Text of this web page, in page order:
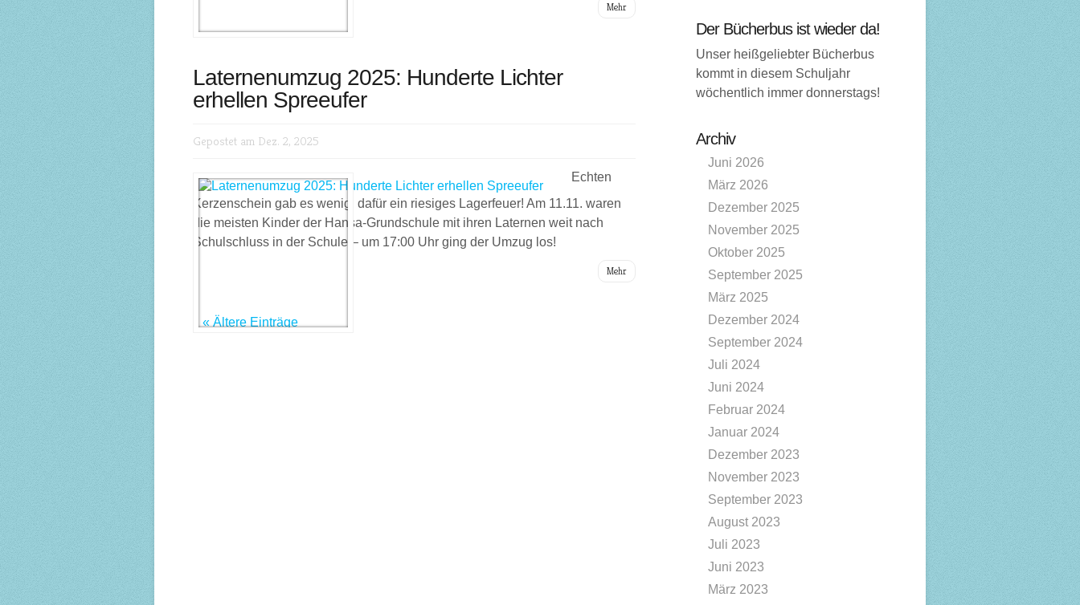
Mehr
Laternenumzug 2025: Hunderte Lichter
erhellen Spreeufer
Gepostet am Dez. 2, 2025
Echten
Kerzenschein gab es wenig, dafür ein riesiges Lagerfeuer! Am 11.11. waren
die meisten Kinder der Hansa-Grundschule mit ihren Laternen weit nach
Schulschluss in der Schule – um 17:00 Uhr ging der Umzug los!
Mehr
« Ältere Einträge
Der Bücherbus ist wieder da!
Unser heißgeliebter Bücherbus
kommt in diesem Schuljahr
wöchentlich immer donnerstags!
Archiv
Juni 2026
März 2026
Dezember 2025
November 2025
Oktober 2025
September 2025
März 2025
Dezember 2024
September 2024
Juli 2024
Juni 2024
Februar 2024
Januar 2024
Dezember 2023
November 2023
September 2023
August 2023
Juli 2023
Juni 2023
März 2023